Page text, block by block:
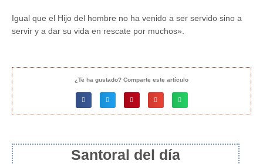
Igual que el Hijo del hombre no ha venido a ser servido sino a
servir y a dar su vida en rescate por muchos».
¿Te ha gustado? Comparte este artículo
Santoral del día